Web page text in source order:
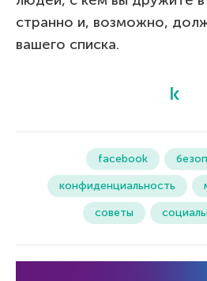
странно и, возможно,
вашего списка.
facebook
конфиденциальность
советы